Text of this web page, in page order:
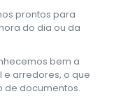
prontos para
do dia ou da
bem a
e arredores, o que
de documentos.